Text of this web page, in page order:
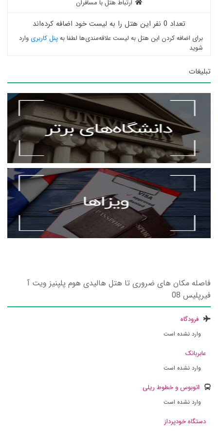
ارتباط هتل با مسافران
تعداد 0 نفر این هتل را به لیست خود اضافه کرده‌اند
برای اضافه کردن این هتل به لیست علاقه‌مندی‌ها لطفا بهپنل کاربری وارد
شوید
تبلیغات
فاصله مکان های ضروری تا هتل هالیدی هوم پلپنیز ویت آ
فیرپلیس 08
فرودگاه
وارد نشده است
عابربانک
وارد نشده است
اتوبوس و خطوط ریلی
وارد نشده است
دستگاه خودپرداز